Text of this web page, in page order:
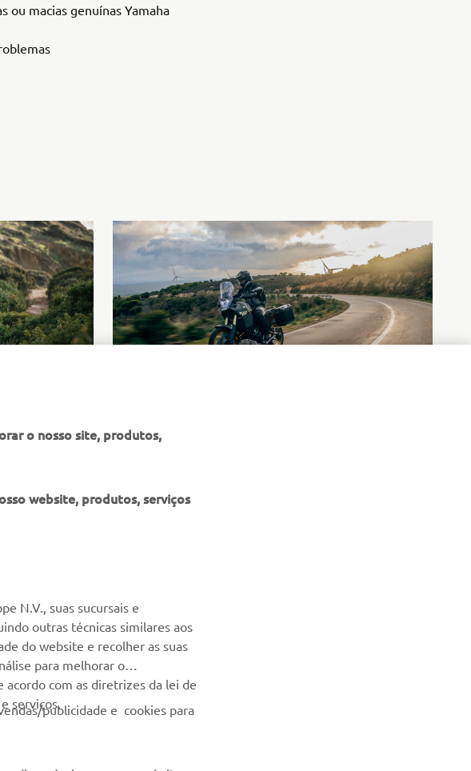
ou macias genuínas Yamaha
ao
peças
novos lançamentos e muito mais
processamos os seus dados pessoais:
o nosso site, produtos,
website, produtos, serviços
N.V., suas sucursais e
outras técnicas similares aos
do website e recolher as suas
para melhorar o
com as diretrizes da lei de
serviços.publicidade e cookies para